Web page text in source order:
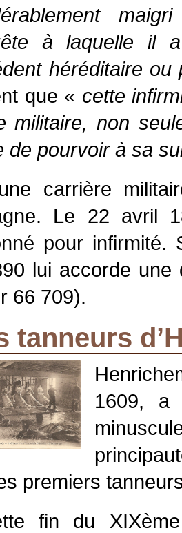
à laquelle il
héréditaire ou
que « cette
militaire, non
de pourvoir à sa
carrière
Le 22 avril
pour
lui accorde
66 709).
tanneurs
1609, a
premiers
fin du